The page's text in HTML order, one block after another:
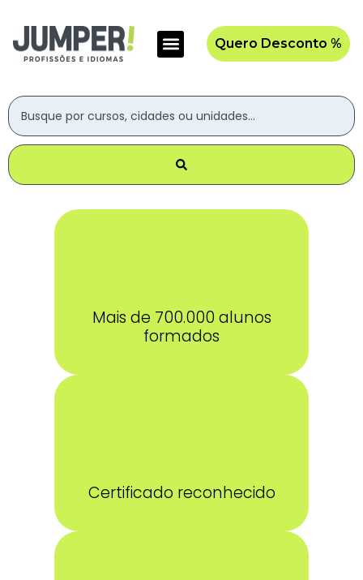
Quero Desconto %
Mais de 700.000 alunos
formados
Certificado reconhecido